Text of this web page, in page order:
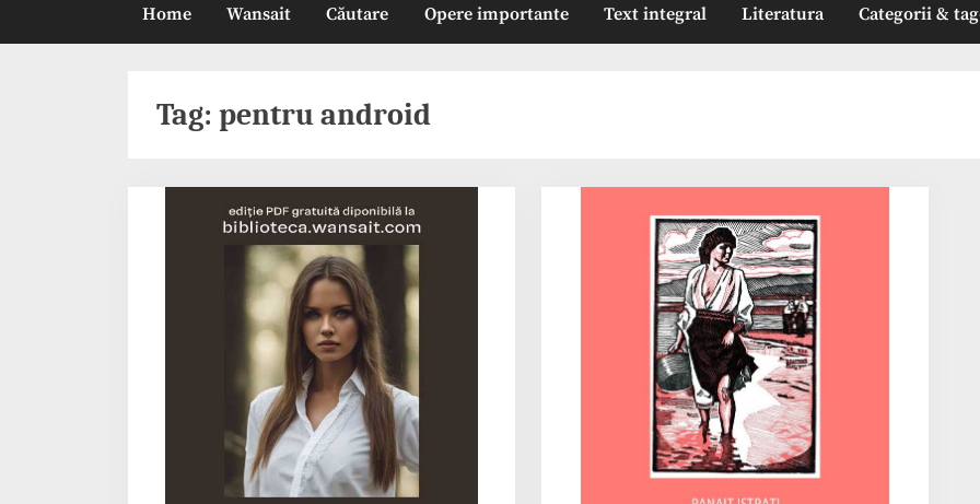
Home Wansait Căutare Opere importante Text integral Literatura Categorii &
Tag: pentru android